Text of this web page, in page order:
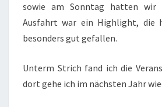
sowie am Sonntag hatten wir
Ausfahrt war ein Highlight, die
besonders gut gefallen.
Unterm Strich fand ich die
dort gehe ich im nächsten Jahr